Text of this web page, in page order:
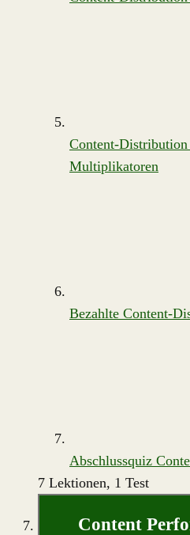
Content-
Multiplikatoren
Bezahlte Content-
Abschlussquiz
7 Lektionen, 1 Test
Content